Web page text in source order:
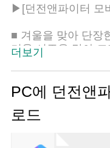
▶[던전앤파이터 모
■ 겨울을 맞아 단장
겨울 시즌을 맞아
■ 보스 챌린지 '로터
과거 강력했던 보
사도 '로터스'가 모
더보기
PC에 던전앤
로드